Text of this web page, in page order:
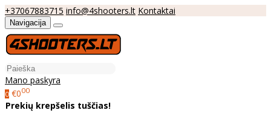
+37067883715 info@4shooters.lt Kontaktai
Navigacija
Mano paskyra
0 €000
Prekių krepšelis tuščias!